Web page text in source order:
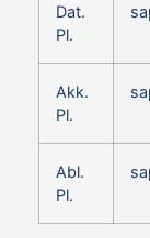
Dat.
Pl.
Akk.
Pl.
Abl.
Pl.